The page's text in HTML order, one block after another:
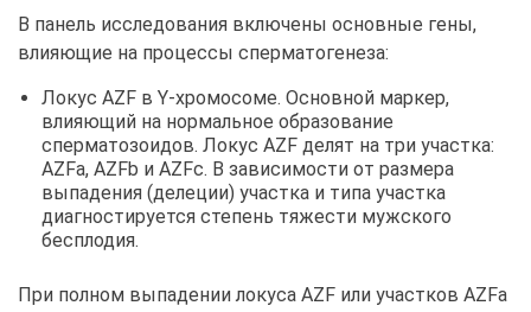
В панель исследования включены основные гены,
влияющие на процессы сперматогенеза:
Локус AZF в Y-хромосоме. Основной маркер,
влияющий на нормальное образование
сперматозоидов. Локус AZF делят на три участка:
AZFa, AZFb и AZFc. В зависимости от размера
выпадения (делеции) участка и типа участка
диагностируется степень тяжести мужского
бесплодия.
При полном выпадении локуса AZF или участков AZFa